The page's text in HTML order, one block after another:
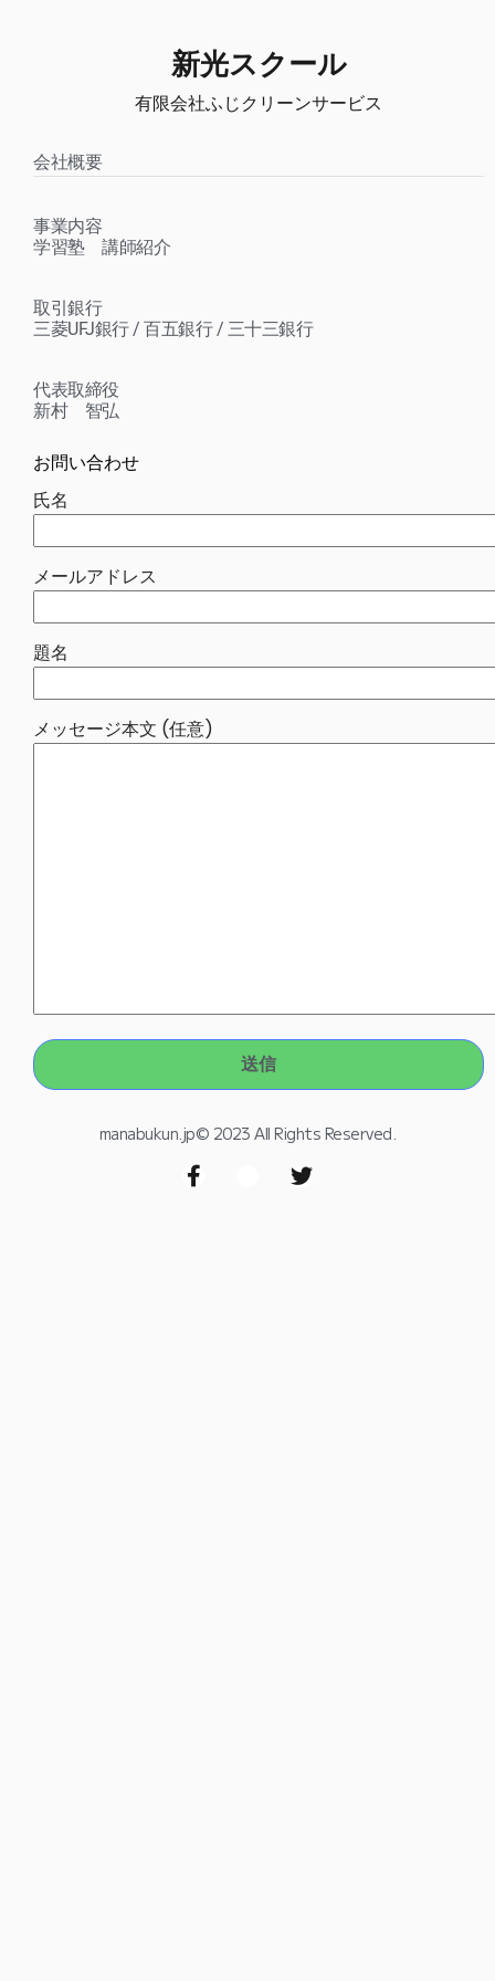
新光スクール
有限会社ふじクリーンサービス
会社概要
事業内容
学習塾 講師紹介
取引銀行
三菱UFJ銀行 / 百五銀行 / 三十三銀行
代表取締役
新村 智弘
お問い合わせ
氏名
メールアドレス
題名
メッセージ本文 (任意)
manabukun.jp© 2023 All Rights Reserved.